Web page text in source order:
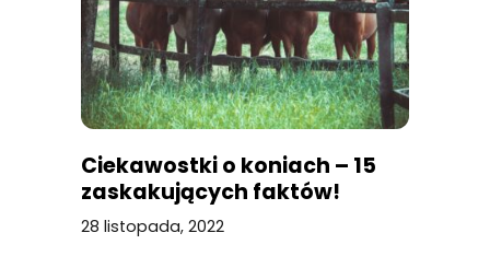
Ciekawostki o koniach – 15
zaskakujących faktów!
28 listopada, 2022